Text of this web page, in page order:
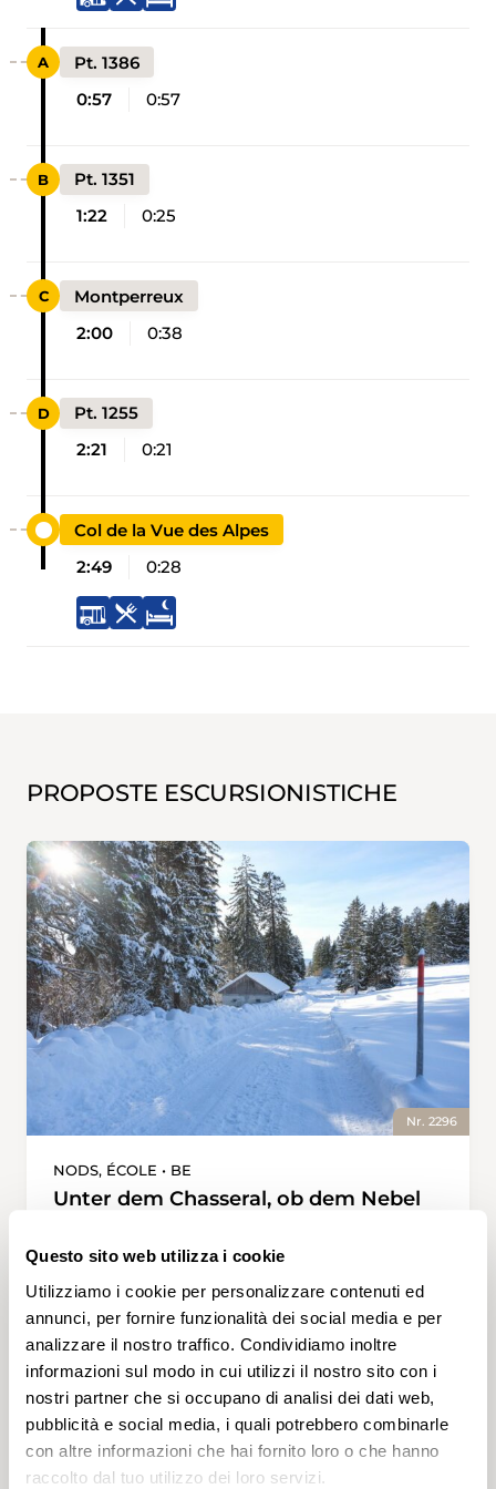
Questo sito web utilizza i cookie
Utilizziamo i cookie per personalizzare contenuti ed
annunci, per fornire funzionalità dei social media e per
analizzare il nostro traffico. Condividiamo inoltre
informazioni sul modo in cui utilizzi il nostro sito con i
nostri partner che si occupano di analisi dei dati web,
pubblicità e social media, i quali potrebbero combinarle
con altre informazioni che hai fornito loro o che hanno
raccolto dal tuo utilizzo dei loro servizi.
Pt. 1386
0:57
0:57
Pt. 1351
1:22
0:25
Montperreux
2:00
0:38
Pt. 1255
2:21
0:21
Col de la Vue des Alpes
2:49
0:28
PROPOSTE ESCURSIONISTICHE
Nr. 2296
NODS, ÉCOLE • BE
Unter dem Chasseral, ob dem Nebel
sein, vor allem, wenn die Sonne scheint und
über dem Mittelland dicker Nebel liegt. Dann
herrscht am Fusse des Chasseral ein fröhliches
Treiben und mittendrin all jene, die wandernd
de Chasseral, die geradewegs Richtung
Chasseral ansteigt. Nach 400 Metern verzweigt
sich die Strasse. Links wird gerodelt und Ski
gefahren. Rechts geht es zum Ausgang der
Langlaufpiste und zum
2 h 35 min 8,3 km Media